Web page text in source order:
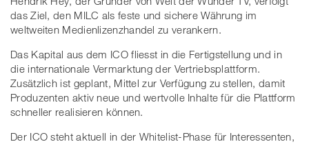
das Ziel, den MILC als feste und sichere Währung im
weltweiten Medienlizenzhandel zu verankern.
Das Kapital aus dem ICO fliesst in die Fertigstellung und in
die internationale Vermarktung der Vertriebsplattform.
Zusätzlich ist geplant, Mittel zur Verfügung zu stellen, damit
Produzenten aktiv neue und wertvolle Inhalte für die Plattform
schneller realisieren können.
Der ICO steht aktuell in der Whitelist-Phase für Interessenten,